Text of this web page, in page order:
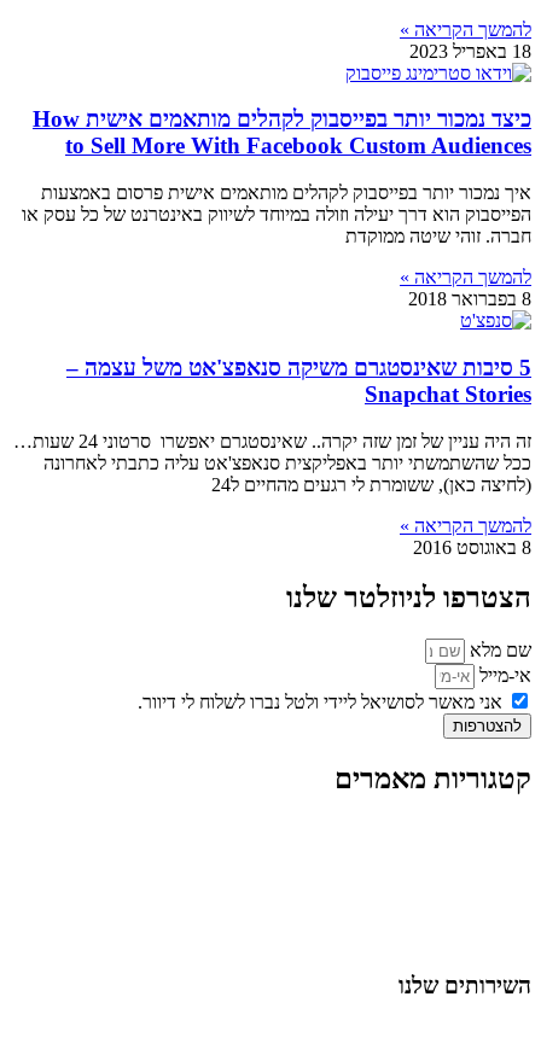
להמשך הקריאה »
18 באפריל 2023
כיצד נמכור יותר בפייסבוק לקהלים מותאמים אישית How
to Sell More With Facebook Custom Audiences
איך נמכור יותר בפייסבוק לקהלים מותאמים אישית פרסום באמצעות
הפייסבוק הוא דרך יעילה וזולה במיוחד לשיווק באינטרנט של כל עסק או
חברה. זוהי שיטה ממוקדת
להמשך הקריאה »
8 בפברואר 2018
5 סיבות שאינסטגרם משיקה סנאפצ'אט משל עצמה –
Snapchat Stories
זה היה עניין של זמן שזה יקרה.. שאינסטגרם יאפשרו סרטוני 24 שעות…
ככל שהשתמשתי יותר באפליקצית סנאפצ'אט עליה כתבתי לאחרונה
(לחיצה כאן), ששומרת לי רגעים מהחיים ל24
להמשך הקריאה »
8 באוגוסט 2016
הצטרפו לניוזלטר שלנו
שם מלא
אי-מייל
אני מאשר לסושיאל ליידי ולטל נברו לשלוח לי דיוור.
להצטרפות
קטגוריות מאמרים
השירותים שלנו